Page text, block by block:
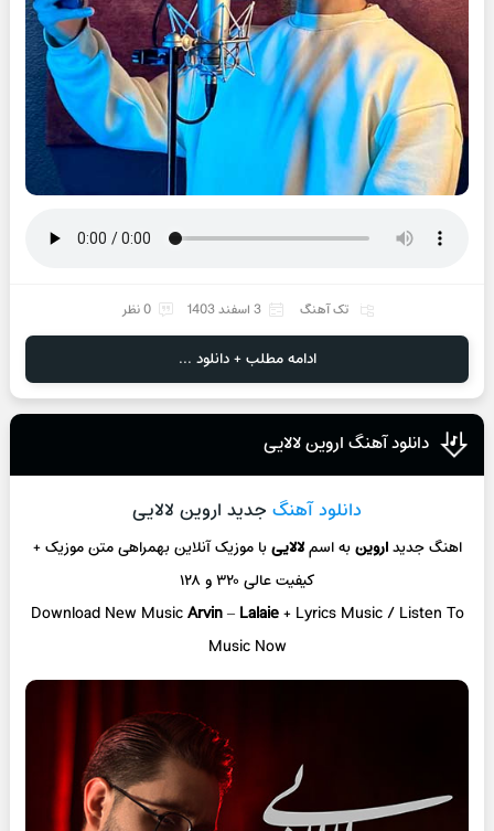
تک آهنگ 3 اسفند 1403 0 نظر
ادامه مطلب + دانلود ...
دانلود آهنگ اروین لالایی
دانلود آهنگ جدید اروین لالایی
اهنگ جدیداروینبه اسملالاییبا موزیک آنلاینبهمراهی متن موزیک +
کیفیت عالی ۳۲۰ و ۱۲۸
Download New MusicArvin–Lalaie+ Lyrics Music / Listen To
Music Now